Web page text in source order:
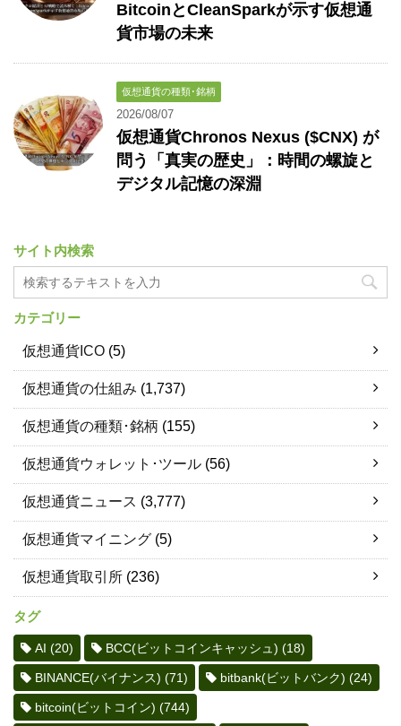
BitcoinとCleanSparkが示す仮想通
貨市場の未来
仮想通貨の種類･銘柄
2026/08/07
仮想通貨Chronos Nexus ($CNX) が
問う「真実の歴史」：時間の螺旋と
デジタル記憶の深淵
サイト内検索
カテゴリー
仮想通貨ICO (5)
仮想通貨の仕組み (1,737)
仮想通貨の種類･銘柄 (155)
仮想通貨ウォレット･ツール (56)
仮想通貨ニュース (3,777)
仮想通貨マイニング (5)
仮想通貨取引所 (236)
タグ
AI (20) BCC(ビットコインキャッシュ) (18)
BINANCE(バイナンス) (71) bitbank(ビットバンク) (24)
bitcoin(ビットコイン) (744)